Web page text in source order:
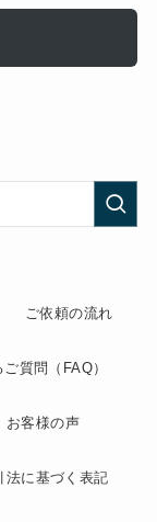
ご依頼の流れ
質問（FAQ）
お客様の声
法に基づく表記